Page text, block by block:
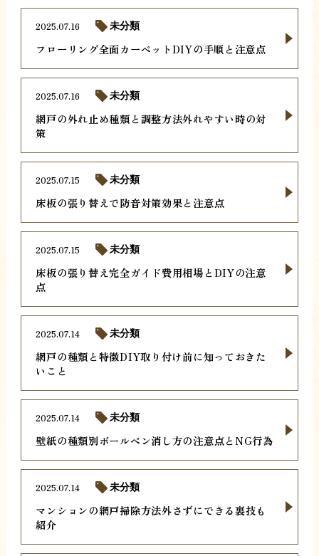
フローリング全面カーペットDIYの手順と注意点
2025.07.16 未分類
網戸の外れ止め種類と調整方法外れやすい時の対
策
2025.07.16 未分類
床板の張り替えで防音対策効果と注意点
2025.07.15 未分類
床板の張り替え完全ガイド費用相場とDIYの注意
点
2025.07.15 未分類
網戸の種類と特徴DIY取り付け前に知っておきた
いこと
2025.07.14 未分類
壁紙の種類別ボールペン消し方の注意点とNG行為
2025.07.14 未分類
マンションの網戸掃除方法外さずにできる裏技も
紹介
2025.07.14 未分類